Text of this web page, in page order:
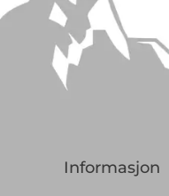
Informasjon